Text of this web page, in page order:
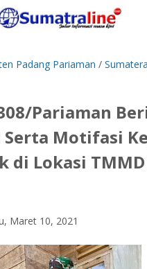
Padang Pariaman /
Pariaman
Serta Motifasi
di Lokasi
Maret 10, 2021